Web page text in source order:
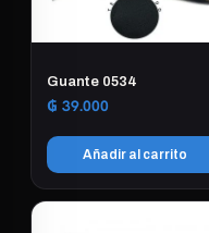
Guante 0534
₲ 39.000
Añadir al carrito